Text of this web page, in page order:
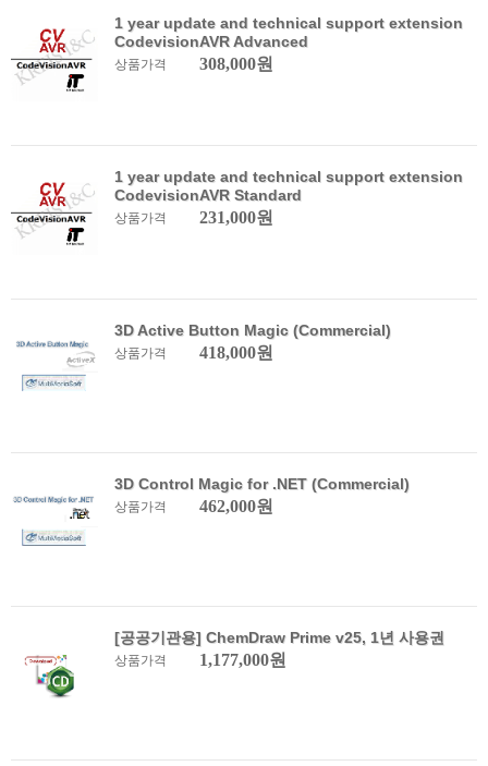
1 year update and technical support extension
CodevisionAVR Advanced
상품가격 308,000원
1 year update and technical support extension
CodevisionAVR Standard
상품가격 231,000원
3D Active Button Magic (Commercial)
상품가격 418,000원
3D Control Magic for .NET (Commercial)
상품가격 462,000원
[공공기관용] ChemDraw Prime v25, 1년 사용권
상품가격 1,177,000원